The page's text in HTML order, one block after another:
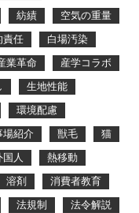
紡績
空気の重量
責任
白場汚染
業革命
産学コラボ
生地性能
環境配慮
紹介 獣毛
猫
国人
熱移動
溶剤
消費者教育
法規制
法令解説